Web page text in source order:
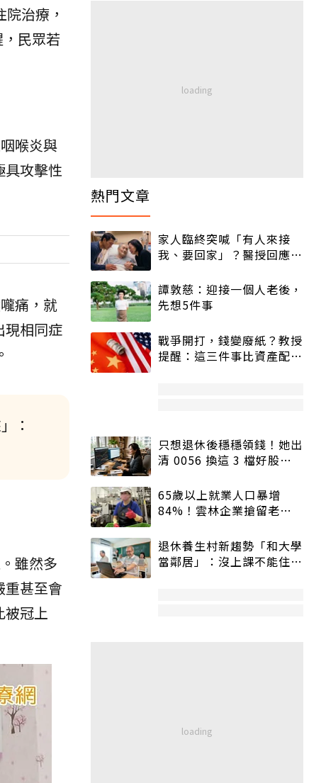
治療，
民眾若
喉炎與
具攻擊性
痛，就
現相同症
：
雖然多
重甚至會
被冠上
熱門文章
家人臨終突喊「有人來接
我、要回家」？醫授回應方
譚敦慈：迎接一個人老後，
先想5件事
戰爭開打，錢變廢紙？教授
提醒：這三件事比資產配置
只想退休後穩穩領錢！她出
清 0056 換這 3 檔好股：
65歲以上就業人口暴增
84%！雲林企業搶留老員
退休養生村新趨勢「和大學
當鄰居」：沒上課不能住、